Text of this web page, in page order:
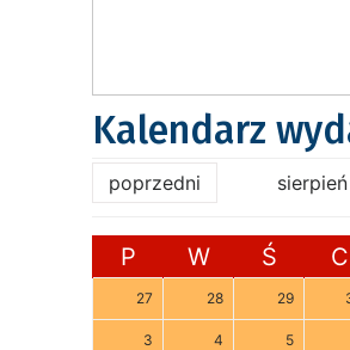
Kalendarz
poprzedni
P W Ś C
27 28 29
3 4 5